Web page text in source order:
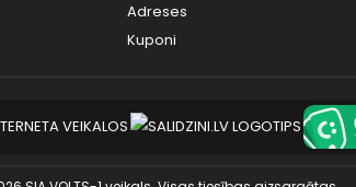
Adreses
Kuponi